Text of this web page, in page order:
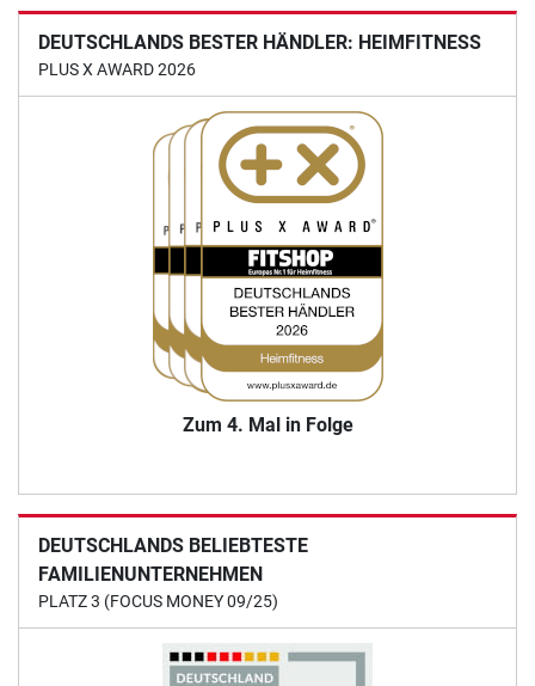
DEUTSCHLANDS BESTER HÄNDLER: HEIMFITNESS
PLUS X AWARD 2026
Zum 4. Mal in Folge
DEUTSCHLANDS BELIEBTESTE
FAMILIENUNTERNEHMEN
PLATZ 3 (FOCUS MONEY 09/25)